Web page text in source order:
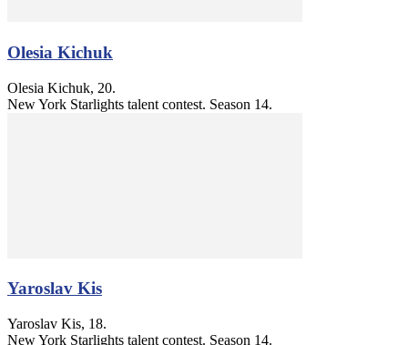
Olesia Kichuk
Olesia Kichuk, 20.
New York Starlights talent contest. Season 14.
Yaroslav Kis
Yaroslav Kis, 18.
New York Starlights talent contest. Season 14.